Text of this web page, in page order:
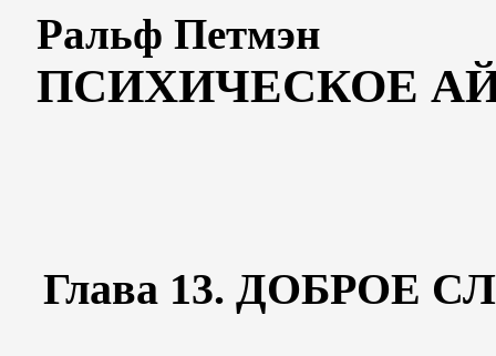
Ральф Петмэн
ПСИХИЧЕСКОЕ
Глава 13. ДОБРОЕ